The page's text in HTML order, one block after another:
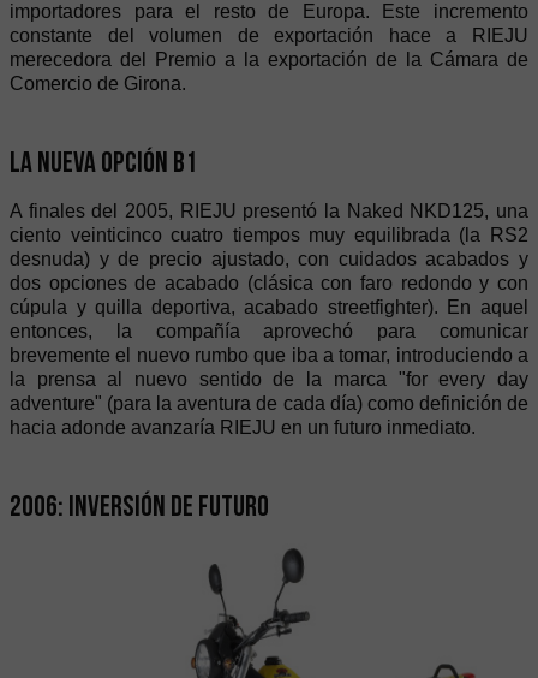
importadores para el resto de Europa. Este incremento
constante del volumen de exportación hace a RIEJU
merecedora del Premio a la exportación de la Cámara de
Comercio de Girona.
La nueva opción B1
A finales del 2005, RIEJU presentó la Naked NKD125, una
ciento veinticinco cuatro tiempos muy equilibrada (la RS2
desnuda) y de precio ajustado, con cuidados acabados y
dos opciones de acabado (clásica con faro redondo y con
cúpula y quilla deportiva, acabado streetfighter). En aquel
entonces, la compañía aprovechó para comunicar
brevemente el nuevo rumbo que iba a tomar, introduciendo a
la prensa al nuevo sentido de la marca "for every day
adventure" (para la aventura de cada día) como definición de
hacia adonde avanzaría RIEJU en un futuro inmediato.
2006: inversión de futuro